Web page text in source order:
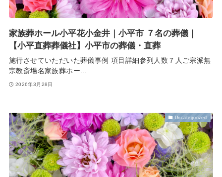
家族葬ホール小平花小金井｜小平市 ７名の葬儀｜
【小平直葬葬儀社】小平市の葬儀・直葬
施行させていただいた葬儀事例 項目詳細参列人数７人ご宗派無
宗教斎場名家族葬ホー...
2026年3月28日
Uncategorized